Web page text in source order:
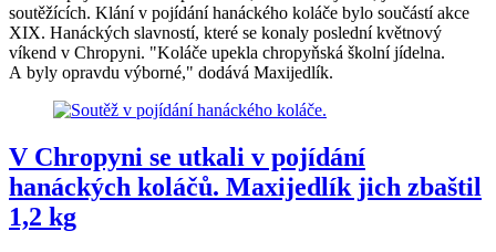
soutěžících. Klání v pojídání hanáckého koláče bylo součástí akce
XIX. Hanáckých slavností, které se konaly poslední květnový
víkend v Chropyni. "Koláče upekla chropyňská školní jídelna.
A byly opravdu výborné," dodává Maxijedlík.
V Chropyni se utkali v pojídání
hanáckých koláčů. Maxijedlík jich zbaštil
1,2 kg